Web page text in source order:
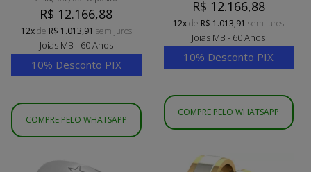
R$ 12.166,88
12xde R$ 1.013,91 sem juros
Joias MB - 60 Anos
10% Desconto PIX
COMPRE PELO WHATSAPP
R$ 12.166,88
12xde R$ 1.013,91 sem juros
Joias MB - 60 Anos
10% Desconto PIX
COMPRE PELO WHATSAPP